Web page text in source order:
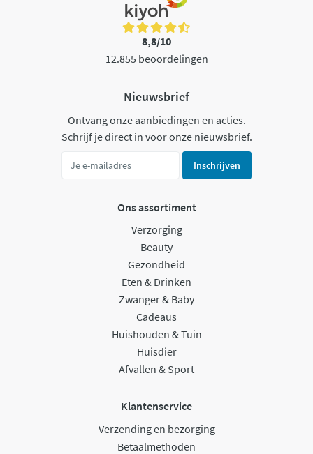
8,8/10
12.855 beoordelingen
Nieuwsbrief
Ontvang onze aanbiedingen en acties.
Schrijf je direct in voor onze nieuwsbrief.
Inschrijven
Ons assortiment
Verzorging
Beauty
Gezondheid
Eten & Drinken
Zwanger & Baby
Cadeaus
Huishouden & Tuin
Huisdier
Afvallen & Sport
Klantenservice
Verzending en bezorging
Betaalmethoden